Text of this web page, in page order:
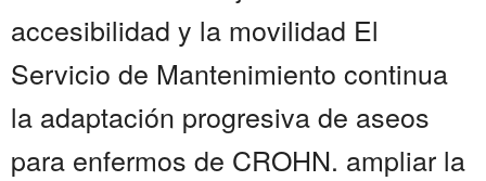
accesibilidad y la movilidad El
Servicio de Mantenimiento continua
la adaptación progresiva de aseos
para enfermos de CROHN. ampliar la